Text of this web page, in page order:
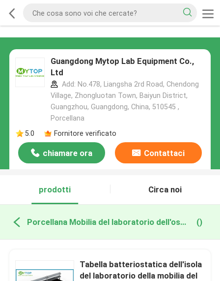
Guangdong Mytop Lab Equipment Co.,
Ltd
Add: No.478, Liangsha 2rd Road, Chendong
Village, Zhongluotan Town, Baiyun District,
Guangzhou, Guangdong, China, 510545 ,
Porcellana
5.0
Fornitore verificato
chiamare ora Contattaci
prodotti Circa noi
Porcellana Mobilia del laboratorio dell'ospedale ()
Tabella batteriostatica dell'isola
del laboratorio della mobilia del